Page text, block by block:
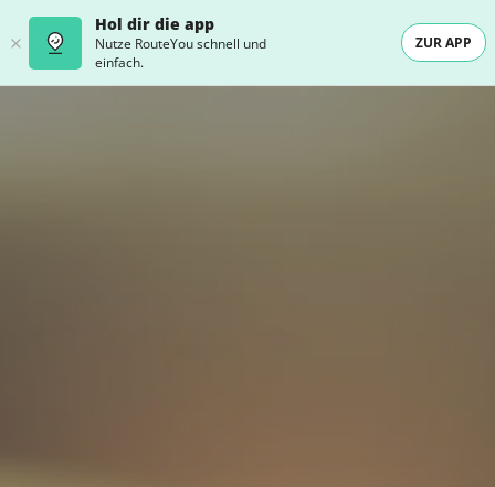
Hol dir die app
Nutze RouteYou schnell und
einfach.
ZUR APP